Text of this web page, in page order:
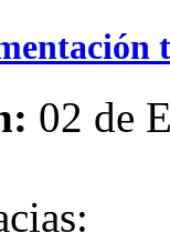
02 de